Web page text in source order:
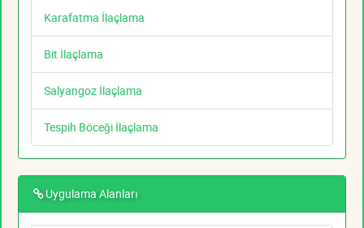
Karafatma İlaçlama
Bit İlaçlama
Salyangoz İlaçlama
Tespih Böceği İlaçlama
Uygulama Alanları